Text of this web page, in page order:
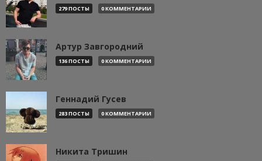
279 ПОСТЫ 0 КОММЕНТАРИИ
Артур Завгородний
136 ПОСТЫ 0 КОММЕНТАРИИ
Геннадий Гусев
283 ПОСТЫ 0 КОММЕНТАРИИ
Никита Тришин